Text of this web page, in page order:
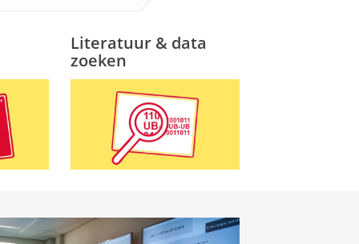
Literatuur & data
zoeken